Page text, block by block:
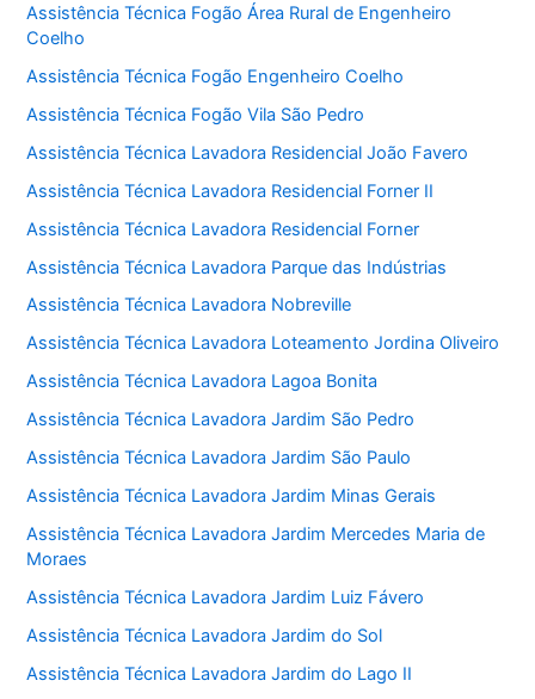
Assistência Técnica Fogão Área Rural de Engenheiro
Coelho
Assistência Técnica Fogão Engenheiro Coelho
Assistência Técnica Fogão Vila São Pedro
Assistência Técnica Lavadora Residencial João Favero
Assistência Técnica Lavadora Residencial Forner II
Assistência Técnica Lavadora Residencial Forner
Assistência Técnica Lavadora Parque das Indústrias
Assistência Técnica Lavadora Nobreville
Assistência Técnica Lavadora Loteamento Jordina Oliveiro
Assistência Técnica Lavadora Lagoa Bonita
Assistência Técnica Lavadora Jardim São Pedro
Assistência Técnica Lavadora Jardim São Paulo
Assistência Técnica Lavadora Jardim Minas Gerais
Assistência Técnica Lavadora Jardim Mercedes Maria de
Moraes
Assistência Técnica Lavadora Jardim Luiz Fávero
Assistência Técnica Lavadora Jardim do Sol
Assistência Técnica Lavadora Jardim do Lago II